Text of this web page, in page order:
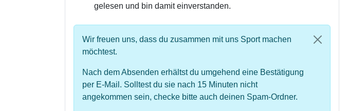
gelesen und bin damit einverstanden.
Wir freuen uns, dass du zusammen mit uns Sport machen
möchtest.
Nach dem Absenden erhältst du umgehend eine Bestätigung
per E-Mail. Solltest du sie nach 15 Minuten nicht
angekommen sein, checke bitte auch deinen Spam-Ordner.